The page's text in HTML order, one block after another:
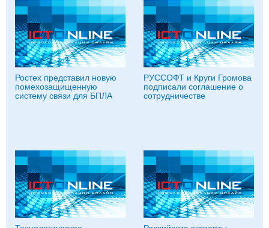
Ростех представил новую
помехозащищенную
систему связи для БПЛА
РУССОФТ и Круги Громова
подписали соглашение о
сотрудничестве